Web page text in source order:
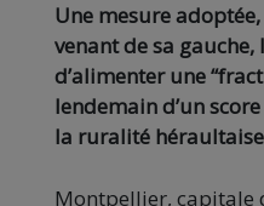
Une mesure
venant de sa
d’alimenter une
lendemain d’un
la ruralité héraultaise
Montpellier, capitale